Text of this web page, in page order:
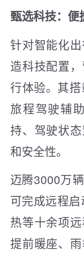
甄选科技：便
针对智能化
造科技配置
行体验。其
旅程驾驶辅
持、驾驶状
和安全性。
迈腾3000万
可完成远程
热等十余项
提前暖座、